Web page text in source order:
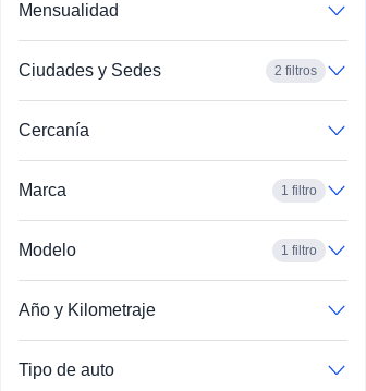
Mensualidad
Ciudades y Sedes 2 filtros
Cercanía
Marca 1 filtro
Modelo 1 filtro
Año y Kilometraje
Tipo de auto